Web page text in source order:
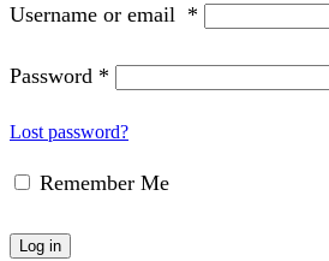
Username or email *
Password *
Lost password?
Remember Me
Log in